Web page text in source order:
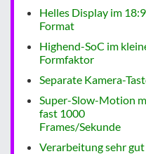
Helles Display im
Format
Highend-SoC im
Formfaktor
Separate Kamera-
Super-Slow-Motion
fast 1000
Frames/Sekunde
Verarbeitung sehr gut